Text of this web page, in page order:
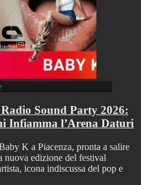
Sound Party 2026:
Infiamma l’Arena Daturi
K a Piacenza, pronta a salire
nuova edizione del festival
icona indiscussa del pop e